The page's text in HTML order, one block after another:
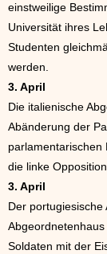
einstweilige
Universität ihres
Studenten
werden.
3. April
Die italienische
Abänderung der
parlamentarischen
die linke
3. April
Der
Soldaten mit der